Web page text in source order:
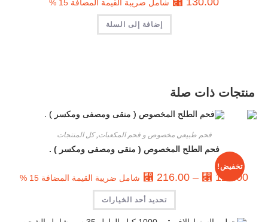
شامل ضريبة القيمة المضافة 15 %
إضافة إلى السلة
منتجات ذات صلة
تخفيض!
فحم طبيعي مخصوص و فحم المكعبات,كل المنتجات
فحم الطلح المخصوص ( منقى ومصفى ومكسر ) .
⃁ 120.00
–
⃁ 216.00 شامل ضريبة القيمة المضافة 15 %
تحديد أحد الخيارات